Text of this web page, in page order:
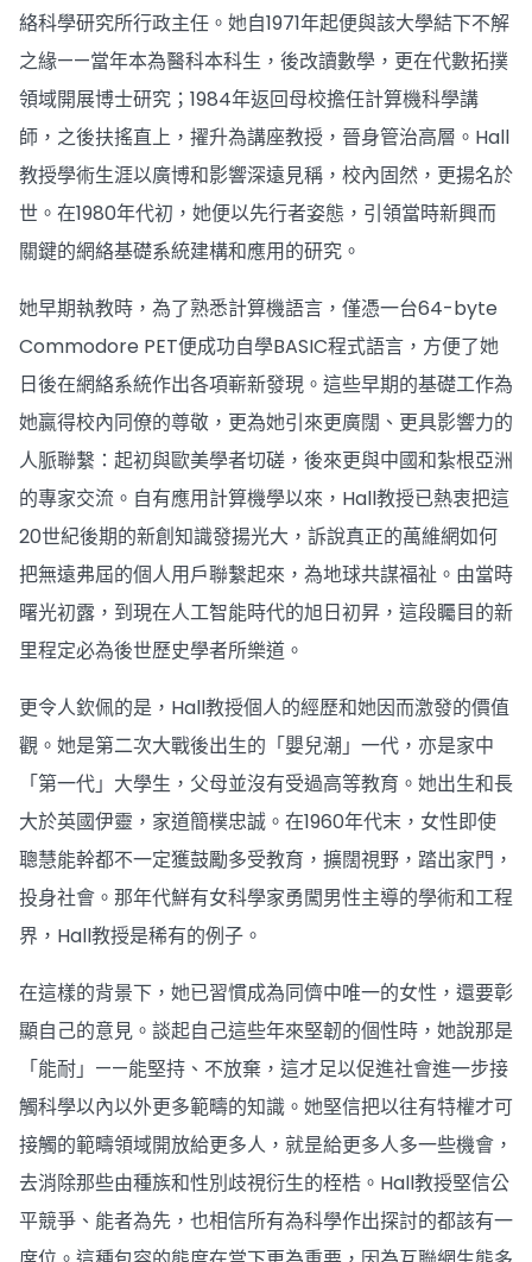
絡科學研究所行政主任。她自1971年起便與該大學結下不解
之緣——當年本為醫科本科生，後改讀數學，更在代數拓撲
領域開展博士研究；1984年返回母校擔任計算機科學講
師，之後扶搖直上，擢升為講座教授，晉身管治高層。Hall
教授學術生涯以廣博和影響深遠見稱，校內固然，更揚名於
世。在1980年代初，她便以先行者姿態，引領當時新興而
關鍵的網絡基礎系統建構和應用的研究。
她早期執教時，為了熟悉計算機語言，僅憑一台64-byte
Commodore PET便成功自學BASIC程式語言，方便了她
日後在網絡系統作出各項嶄新發現。這些早期的基礎工作為
她贏得校內同僚的尊敬，更為她引來更廣闊、更具影響力的
人脈聯繫：起初與歐美學者切磋，後來更與中國和紮根亞洲
的專家交流。自有應用計算機學以來，Hall教授已熱衷把這
20世紀後期的新創知識發揚光大，訴說真正的萬維網如何
把無遠弗屆的個人用戶聯繫起來，為地球共謀福祉。由當時
曙光初露，到現在人工智能時代的旭日初昇，這段矚目的新
里程定必為後世歷史學者所樂道。
更令人欽佩的是，Hall教授個人的經歷和她因而激發的價值
觀。她是第二次大戰後出生的「嬰兒潮」一代，亦是家中
「第一代」大學生，父母並沒有受過高等教育。她出生和長
大於英國伊靈，家道簡樸忠誠。在1960年代末，女性即使
聰慧能幹都不一定獲鼓勵多受教育，擴闊視野，踏出家門，
投身社會。那年代鮮有女科學家勇闖男性主導的學術和工程
界，Hall教授是稀有的例子。
在這樣的背景下，她已習慣成為同儕中唯一的女性，還要彰
顯自己的意見。談起自己這些年來堅韌的個性時，她說那是
「能耐」——能堅持、不放棄，這才足以促進社會進一步接
觸科學以內以外更多範疇的知識。她堅信把以往有特權才可
接觸的範疇領域開放給更多人，就昰給更多人多一些機會，
去消除那些由種族和性別歧視衍生的桎梏。Hall教授堅信公
平競爭、能者為先，也相信所有為科學作出探討的都該有一